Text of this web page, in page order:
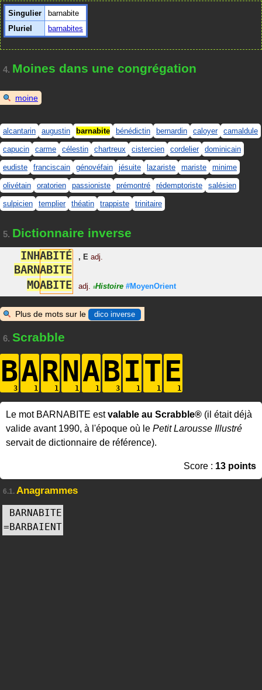
Singulier
barnabite
Pluriel
barnabites
4. Moines dans une congrégation
moine
alcantarin augustin barnabite bénédictin bernardin caloyer camaldule
capucin carme célestin chartreux cistercien cordelier dominicain
eudiste franciscain génovéfain jésuite lazariste mariste minime
olivétain oratorien passioniste prémontré rédemptoriste salésien
sulpicien templier théatin trappiste trinitaire
5. Dictionnaire inverse
INHABITÉ , E adj.
BARNABITE
MOABITE adj. #Histoire #MoyenOrient
Plus de mots sur le dico inverse
6. Scrabble
BARNABITE
Le mot BARNABITE estvalable au Scrabble® (il était déjà
valide avant 1990, à l'époque où le Petit Larousse Illustré
servait de dictionnaire de référence).
Score : 13 points
6.1. Anagrammes
BARNABITE
=BARBAIENT